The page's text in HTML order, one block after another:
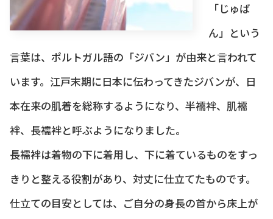
「じゅば
ん」という
言葉は、ポルトガル語の「ジバン」が由来と言われて
います。江戸末期に日本に伝わってきたジバンが、日
本在来の肌着を総称するようになり、半襦袢、肌襦
袢、長襦袢と呼ぶようになりました。
長襦袢は着物の下に着用し、下に着ているものをすっ
きりと整える役割があり、対丈に仕立てたものです。
仕立ての目安としては、ご自分の身長の首から床上が